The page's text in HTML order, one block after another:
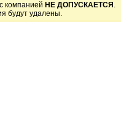
компанией НЕ ДОПУСКАЕТСЯ .
будут удалены.